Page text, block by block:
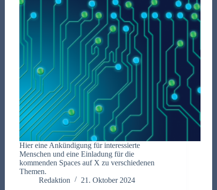
Hier eine Ankündigung für interessierte
Menschen und eine Einladung für die
kommenden Spaces auf X zu verschiedenen
Themen.
Redaktion
21. Oktober 2024